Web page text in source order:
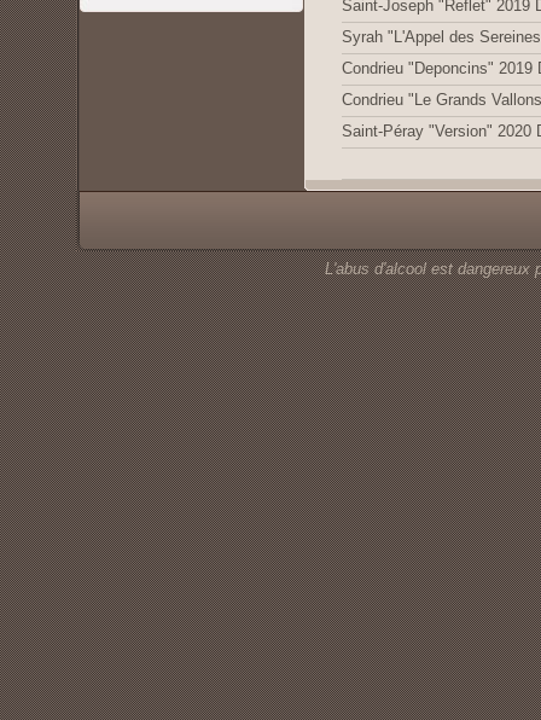
L'abus d'alcool est dangereux